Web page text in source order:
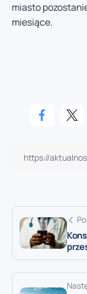
miasto
miesiące.